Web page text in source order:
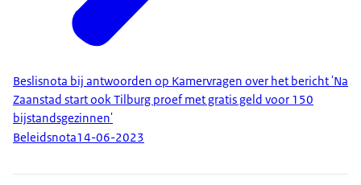
Beslisnota bij antwoorden op Kamervragen over het bericht 'Na
Zaanstad start ook Tilburg proef met gratis geld voor 150
bijstandsgezinnen'
Beleidsnota14-06-2023